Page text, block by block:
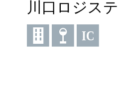
川口ロジス